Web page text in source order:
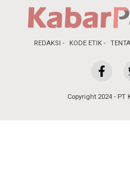
REDAKSI KODE ETIK
Copyright 2024 - PT